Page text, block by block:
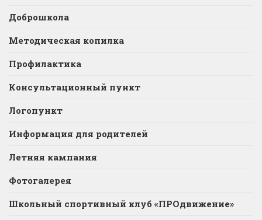
Доброшкола
Методическая копилка
Профилактика
Консультационный пункт
Логопункт
Информация для родителей
Летняя кампания
Фотогалерея
Школьный спортивный клуб «ПРОдвижение»